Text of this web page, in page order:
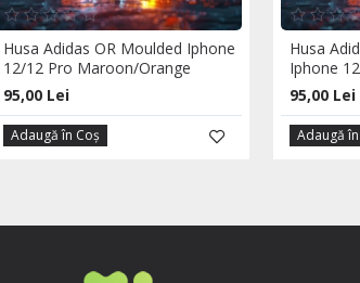
Husa Adidas OR Moulded Iphone
12/12 Pro Maroon/Orange
95,00 Lei
Adaugă în Coş
Husa
Iphone
95,00 Lei
Adaugă